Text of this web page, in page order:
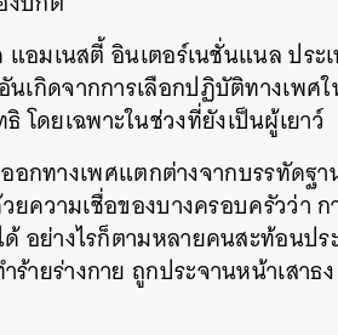
มเนสตี้ อินเตอร์เนชั่นแนล ประ
เกิดจากการเลือกปฏิบัติทางเพศ
โดยเฉพาะในช่วงที่ยังเป็นผู้เยาว์
กทางเพศแตกต่างจากบรรทัดฐ
ยความเชื่อของบางครอบครัวว่า
อย่างไรก็ตามหลายคนสะท้อนป
ายร่างกาย ถูกประจานหน้าเสาธ